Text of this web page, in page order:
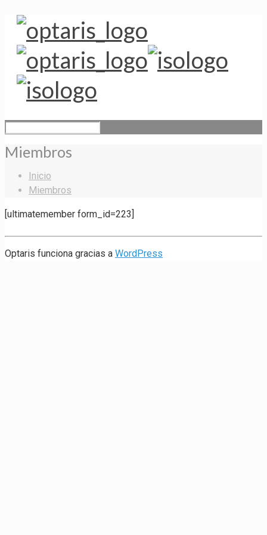
Miembros
Inicio
Miembros
[ultimatemember form_id=223]
Optaris funciona gracias a WordPress